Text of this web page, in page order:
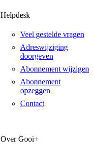
Helpdesk
Veel gestelde vragen
Adreswijziging
doorgeven
Abonnement wijzigen
Abonnement
opzeggen
Contact
Over Gooi+